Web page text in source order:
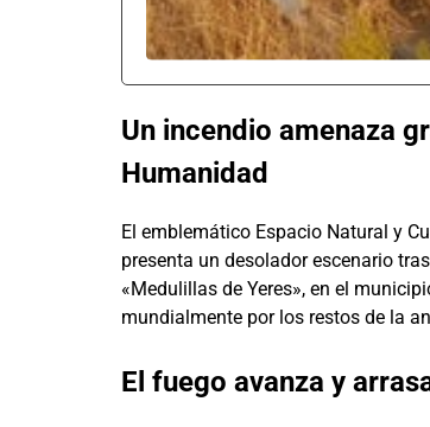
Un incendio amenaza
Humanidad
El emblemático Espacio Natural y
presenta un desolador escenario
«Medulillas de Yeres», en el
mundialmente por los restos de la
El fuego avanza y